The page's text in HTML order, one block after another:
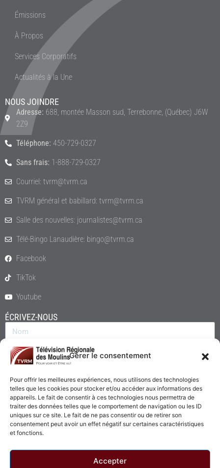
Gérer le consentement
Pour offrir les meilleures expériences, nous utilisons des technologies
telles que les cookies pour stocker et/ou accéder aux informations des
appareils. Le fait de consentir à ces technologies nous permettra de
traiter des données telles que le comportement de navigation ou les ID
uniques sur ce site. Le fait de ne pas consentir ou de retirer son
consentement peut avoir un effet négatif sur certaines caractéristiques
et fonctions.
Accepter
Émissions
À Propos
Services Corporatifs
Actualités à la Une
NOUS JOINDRE
Adresse: 688, montée Masson sud, Terrebonne, (Québec) J6W
2Z9
Téléphone: 450-729-0327
Sans frais: 1-888-729-0327
Courriel: tvrm@tvrm.ca
TVRM général et babillard: tvrm@tvrm.ca
Salle des nouvelles: journalistes@tvrm.ca
Télé-Bingo Lanaudière: bingo@tvrm.ca
Facebook
TikTok
Youtube
ÉCRIVEZ-NOUS